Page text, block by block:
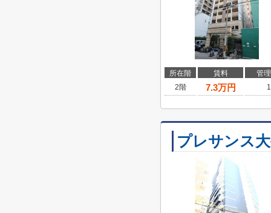
所在階 賃料
管
2階
7.3万円
プレサンス